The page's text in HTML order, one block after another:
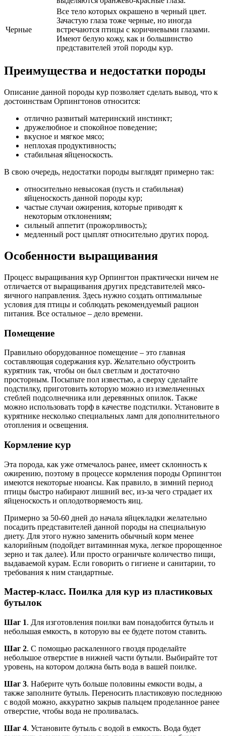
Черные
Все тело которых окрашено в черный цвет.
Зачастую глаза тоже черные, но иногда
встречаются птицы с коричневыми глазами.
Имеют белую кожу, как и большинство
представителей этой породы кур.
Преимущества и недостатки породы
Описание данной породы кур позволяет сделать вывод, что к
достоинствам Орпингтонов относится:
отлично развитый материнский инстинкт;
дружелюбное и спокойное поведение;
вкусное и мягкое мясо;
неплохая продуктивность;
стабильная яйценоскость.
В свою очередь, недостатки породы выглядят примерно так:
относительно невысокая (пусть и стабильная)
яйценоскость данной породы кур;
частые случаи ожирения, которые приводят к
некоторым отклонениям;
сильный аппетит (прожорливость);
медленный рост цыплят относительно других пород.
Особенности выращивания
Процесс выращивания кур Орпингтон практически ничем не
отличается от выращивания других представителей мясо-
яичного направления. Здесь нужно создать оптимальные
условия для птицы и соблюдать рекомендуемый рацион
питания. Все остальное – дело времени.
Помещение
Правильно оборудованное помещение – это главная
составляющая содержания кур. Желательно обустроить
курятник так, чтобы он был светлым и достаточно
просторным. Посыпьте пол известью, а сверху сделайте
подстилку, приготовить которую можно из измельченных
стеблей подсолнечника или деревянных опилок. Также
можно использовать торф в качестве подстилки. Установите в
курятнике несколько специальных ламп для дополнительного
отопления и освещения.
Кормление кур
Эта порода, как уже отмечалось ранее, имеет склонность к
ожирению, поэтому в процессе кормления породы Орпингтон
имеются некоторые нюансы. Как правило, в зимний период
птицы быстро набирают лишний вес, из-за чего страдает их
яйценоскость и оплодотворяемость яиц.
Примерно за 50-60 дней до начала яйцекладки желательно
посадить представителей данной породы на специальную
диету. Для этого нужно заменить обычный корм менее
калорийным (подойдет витаминная мука, легкое пророщенное
зерно и так далее). Или просто ограничьте количество пищи,
выдаваемой курам. Если говорить о гигиене и санитарии, то
требования к ним стандартные.
Мастер-класс. Поилка для кур из пластиковых
бутылок
Шаг 1. Для изготовления поилки вам понадобится бутыль и
небольшая емкость, в которую вы ее будете потом ставить.
Шаг 2. С помощью раскаленного гвоздя проделайте
небольшое отверстие в нижней части бутыли. Выбирайте тот
уровень, на котором должна быть вода в вашей поилке.
Шаг 3. Наберите чуть больше половины емкости воды, а
также заполните бутыль. Переносить пластиковую последнюю
с водой можно, аккуратно закрыв пальцем проделанное ранее
отверстие, чтобы вода не проливалась.
Шаг 4. Установите бутыль с водой в емкость. Вода будет